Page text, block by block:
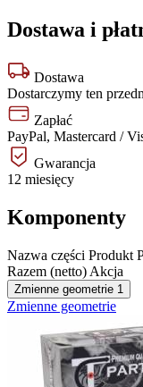
Dostawa i
Dostawa
Dostarczymy ten
Zapłać
PayPal, Mastercard /
Gwarancja
12 miesięcy
Komponenty
Nazwa części Produkt
Razem (netto) Akcja
Zmienne geometrie 1
Zmienne geometrie